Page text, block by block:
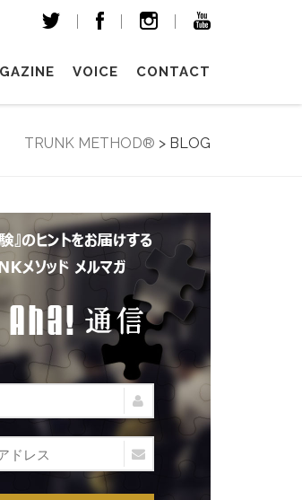
VOICE CONTACT
TRUNK METHOD®︎ > BLOG